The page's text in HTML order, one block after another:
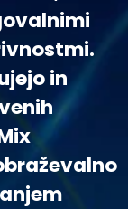
in